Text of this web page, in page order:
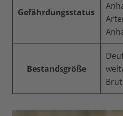
Gefährdungsstatus
Bestandsgröße